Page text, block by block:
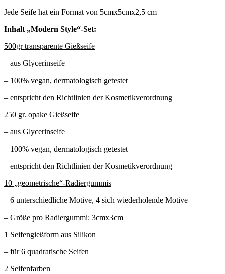
Jede Seife hat ein Format von 5cmx5cmx2,5 cm
Inhalt „Modern Style“-Set:
500gr transparente Gießseife
– aus Glycerinseife
– 100% vegan, dermatologisch getestet
– entspricht den Richtlinien der Kosmetikverordnung
250 gr. opake Gießseife
– aus Glycerinseife
– 100% vegan, dermatologisch getestet
– entspricht den Richtlinien der Kosmetikverordnung
10 „geometrische“-Radiergummis
– 6 unterschiedliche Motive, 4 sich wiederholende Motive
– Größe pro Radiergummi: 3cmx3cm
1 Seifengießform aus Silikon
– für 6 quadratische Seifen
2 Seifenfarben